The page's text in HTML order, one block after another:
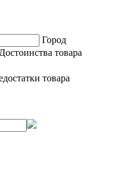
Город
Достоинства товара
товара